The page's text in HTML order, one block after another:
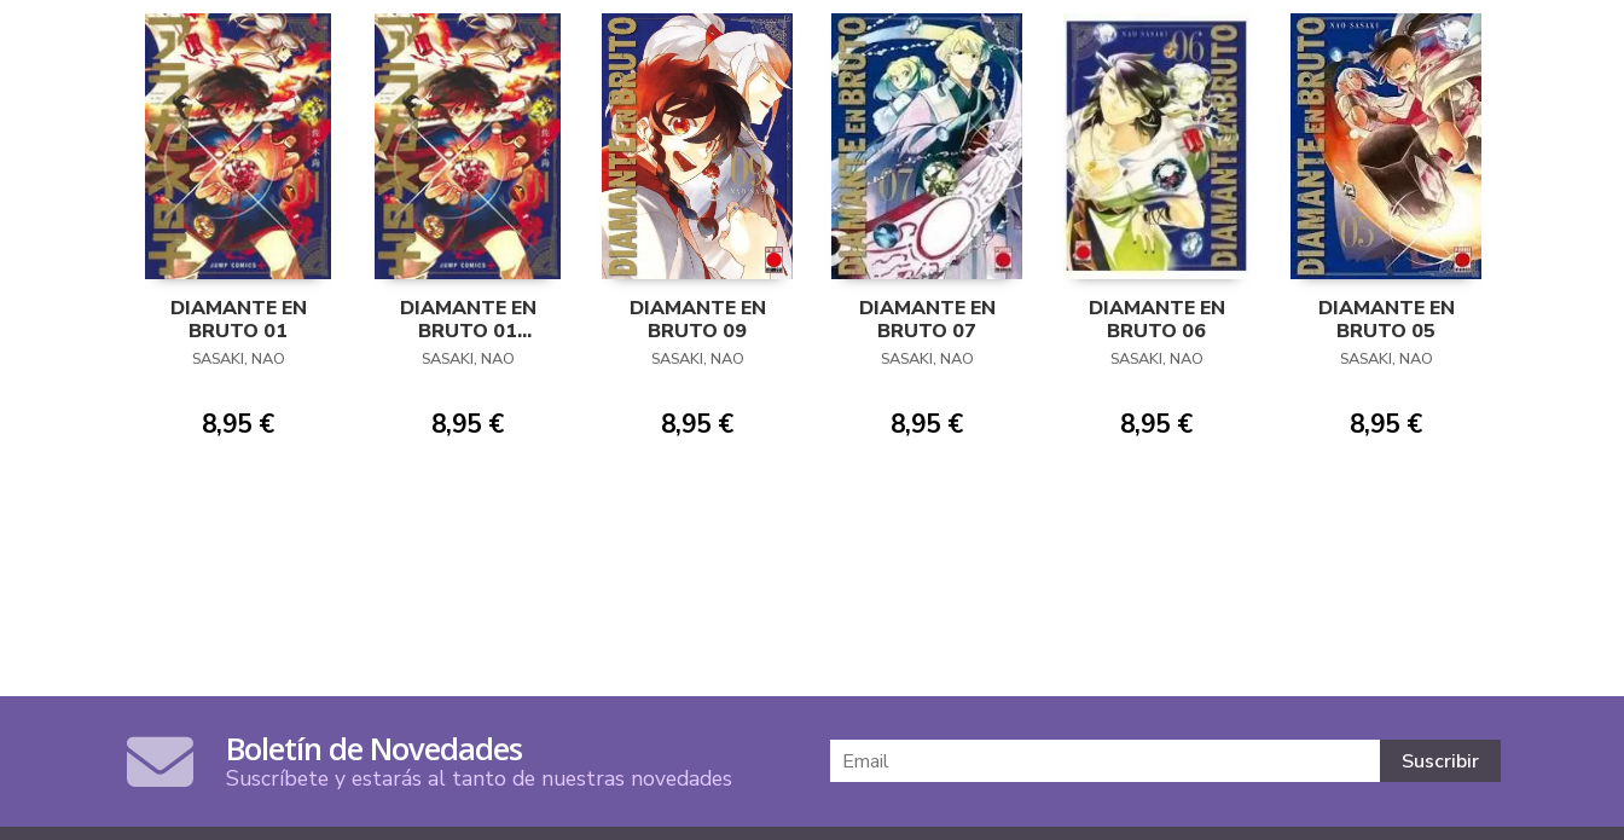
DIAMANTE EN
BRUTO 01
SASAKI, NAO
8,95 €
DIAMANTE EN
BRUTO 01
(PORTADA
SASAKI, NAO
8,95 €
DIAMANTE EN
BRUTO 09
SASAKI, NAO
8,95 €
DIAMANTE EN
BRUTO 07
SASAKI, NAO
8,95 €
DIAMANTE EN
BRUTO 06
SASAKI, NAO
8,95 €
DIAMANTE EN
BRUTO 05
SASAKI, NAO
8,95 €
Boletín de Novedades
Suscríbete y estarás al tanto de nuestras novedades